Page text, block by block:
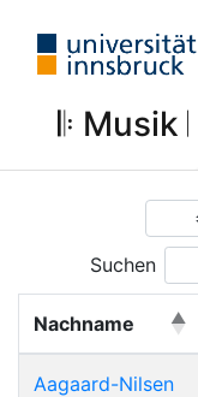
𝄆 Musik 𝄀
Suchen
Nachname
Aagaard-Nilsen